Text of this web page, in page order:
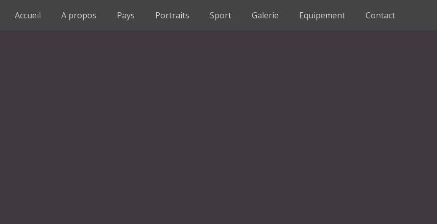
Accueil A propos Pays Portraits Sport Galerie Equipement Contact